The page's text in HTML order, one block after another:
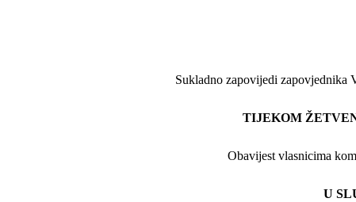
Sukladno zapovijedi zapovjednika
TIJEKOM
Obavijest vlasnicima
U